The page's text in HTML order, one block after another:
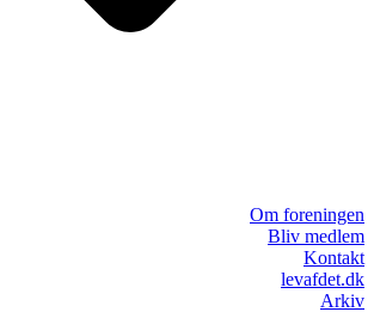
Om foreningen
Bliv medlem
Kontakt
levafdet.dk
Arkiv